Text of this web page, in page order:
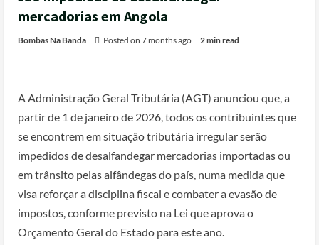
mercadorias em Angola
Bombas Na Banda Posted on 7 months ago 2 min read
A Administração Geral Tributária (AGT) anunciou que, a
partir de 1 de janeiro de 2026, todos os contribuintes que
se encontrem em situação tributária irregular serão
impedidos de desalfandegar mercadorias importadas ou
em trânsito pelas alfândegas do país, numa medida que
visa reforçar a disciplina fiscal e combater a evasão de
impostos, conforme previsto na Lei que aprova o
Orçamento Geral do Estado para este ano.